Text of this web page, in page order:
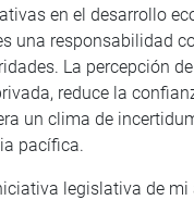
en el desarrollo
una responsabilidad
​La percepción
reduce la
un clima de
pacífica.
legislativa de mi